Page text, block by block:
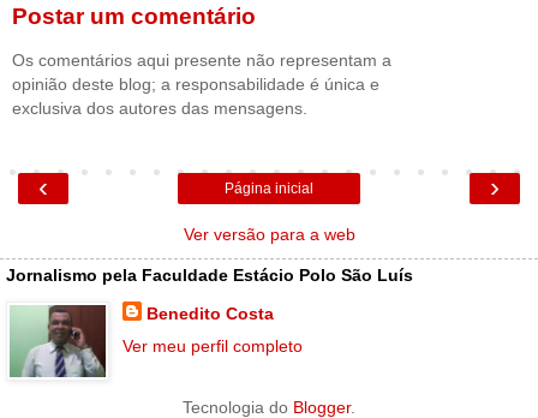
Postar um comentário
Os comentários aqui presente não representam a
opinião deste blog; a responsabilidade é única e
exclusiva dos autores das mensagens.
‹ ›
Página inicial
Ver versão para a web
Jornalismo pela Faculdade Estácio Polo São Luís
Benedito Costa
Ver meu perfil completo
Tecnologia do Blogger.